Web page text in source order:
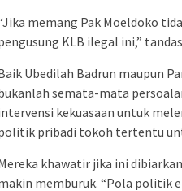
memang Pak Moeldoko
KLB ilegal ini,”
Ubedilah Badrun maupun
semata-mata
kekuasaan untuk
pribadi tokoh tertentu
khawatir jika ini
memburuk. “Pola politik